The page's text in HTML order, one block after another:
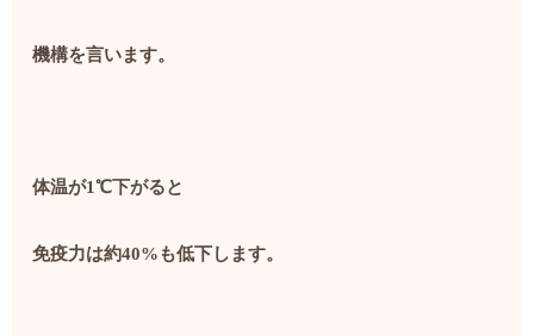
機構を言います。
体温が1℃下がると
免疫力は約40%も低下します。